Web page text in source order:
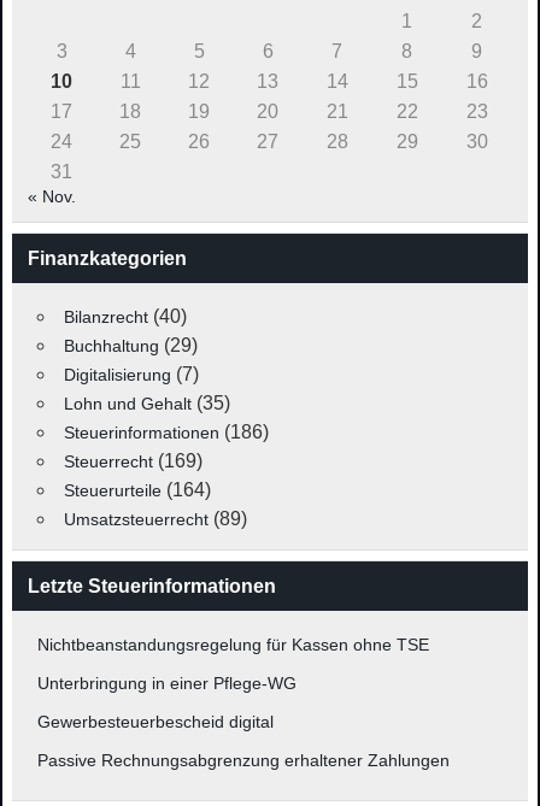
1
2
3
4 5 6 7 8
9
10
11 12 13 14 15
16
17
18 19 20 21 22
23
24
25 26 27 28 29
30
31
« Nov.
Finanzkategorien
Bilanzrecht(40)
Buchhaltung (29)
Digitalisierung (7)
Lohn und Gehalt(35)
Steuerinformationen (186)
Steuerrecht(169)
Steuerurteile(164)
Umsatzsteuerrecht(89)
Letzte Steuerinformationen
Nichtbeanstandungsregelung für Kassen ohne TSE
Unterbringung in einer Pflege-WG
Gewerbesteuerbescheid digital
Passive Rechnungsabgrenzung erhaltener Zahlungen